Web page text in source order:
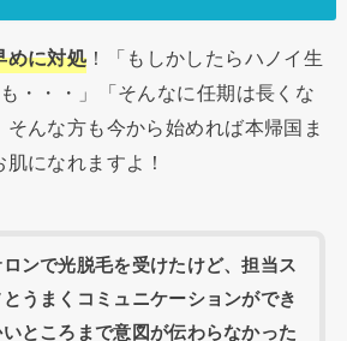
めに対処 ！
「もしかしたらハノイ生
・・・」「そんなに任期は長くな
んな方も今から始めれば本帰国ま
になれますよ！
ロンで光脱毛を受けたけど、担当ス
うまくコミュニケーションができ
ところまで意図が伝わらなかった